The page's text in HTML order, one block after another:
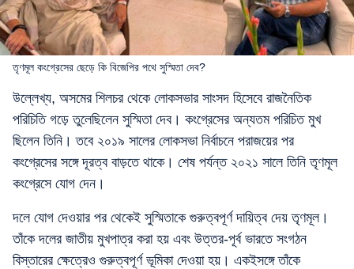
তৃণমূল কংগ্রেসের ছেড়ে কি বিজেপির পথে সুস্মিতা দেব?
উল্লেখ্য, অসমের শিলচর থেকে লোকসভার সাংসদ হিসেবে রাজনৈতিক
পরিচিতি গড়ে তুলেছিলেন সুস্মিতা দেব। কংগ্রেসের অন্যতম পরিচিত মুখ
ছিলেন তিনি। তবে ২০১৯ সালের লোকসভা নির্বাচনে পরাজয়ের পর
কংগ্রেসের সঙ্গে দূরত্ব বাড়তে থাকে। শেষ পর্যন্ত ২০২১ সালে তিনি তৃণমূল
কংগ্রেসে যোগ দেন।
দলে যোগ দেওয়ার পর থেকেই সুস্মিতাকে গুরুত্বপূর্ণ দায়িত্ব দেয় তৃণমূল।
তাঁকে দলের জাতীয় মুখপাত্র করা হয় এবং উত্তর-পূর্ব ভারতে সংগঠন
বিস্তারের ক্ষেত্রেও গুরুত্বপূর্ণ ভূমিকা দেওয়া হয়। একইসঙ্গে তাঁকে